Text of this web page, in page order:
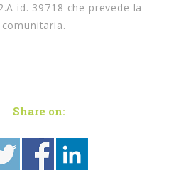
id. 39718 che prevede la
Share on: